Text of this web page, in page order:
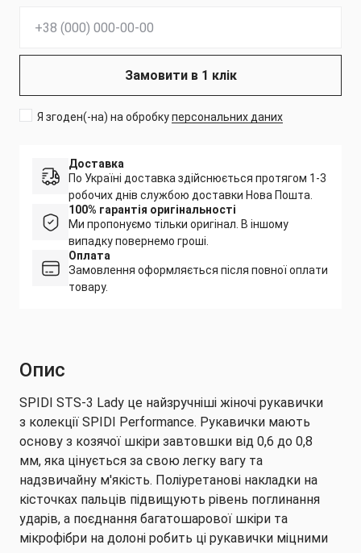
Замовити в 1 клік
Я згоден(-на) на обробкуперсональних даних
Доставка
По Україні доставка здійснюється протягом 1-3
робочих днів службою доставки Нова Пошта.
100% гарантія оригінальності
Ми пропонуємо тільки оригінал. В іншому
випадку повернемо гроші.
Оплата
Замовлення оформляється після повної оплати
товару.
Опис
SPIDI STS-3 Lady це найзручніші жіночі рукавички
з колекції SPIDI Performance. Рукавички мають
основу з козячої шкіри завтовшки від 0,6 до 0,8
мм, яка цінується за свою легку вагу та
надзвичайну м'якість. Поліуретанові накладки на
кісточках пальців підвищують рівень поглинання
ударів, а поєднання багатошарової шкіри та
мікрофібри на долоні робить ці рукавички міцними